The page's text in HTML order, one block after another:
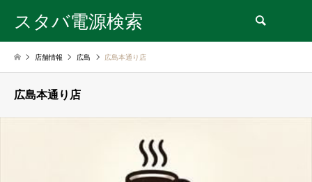
スタバ電源検索
店舗情報 広島 広島本通り店
広島本通り店